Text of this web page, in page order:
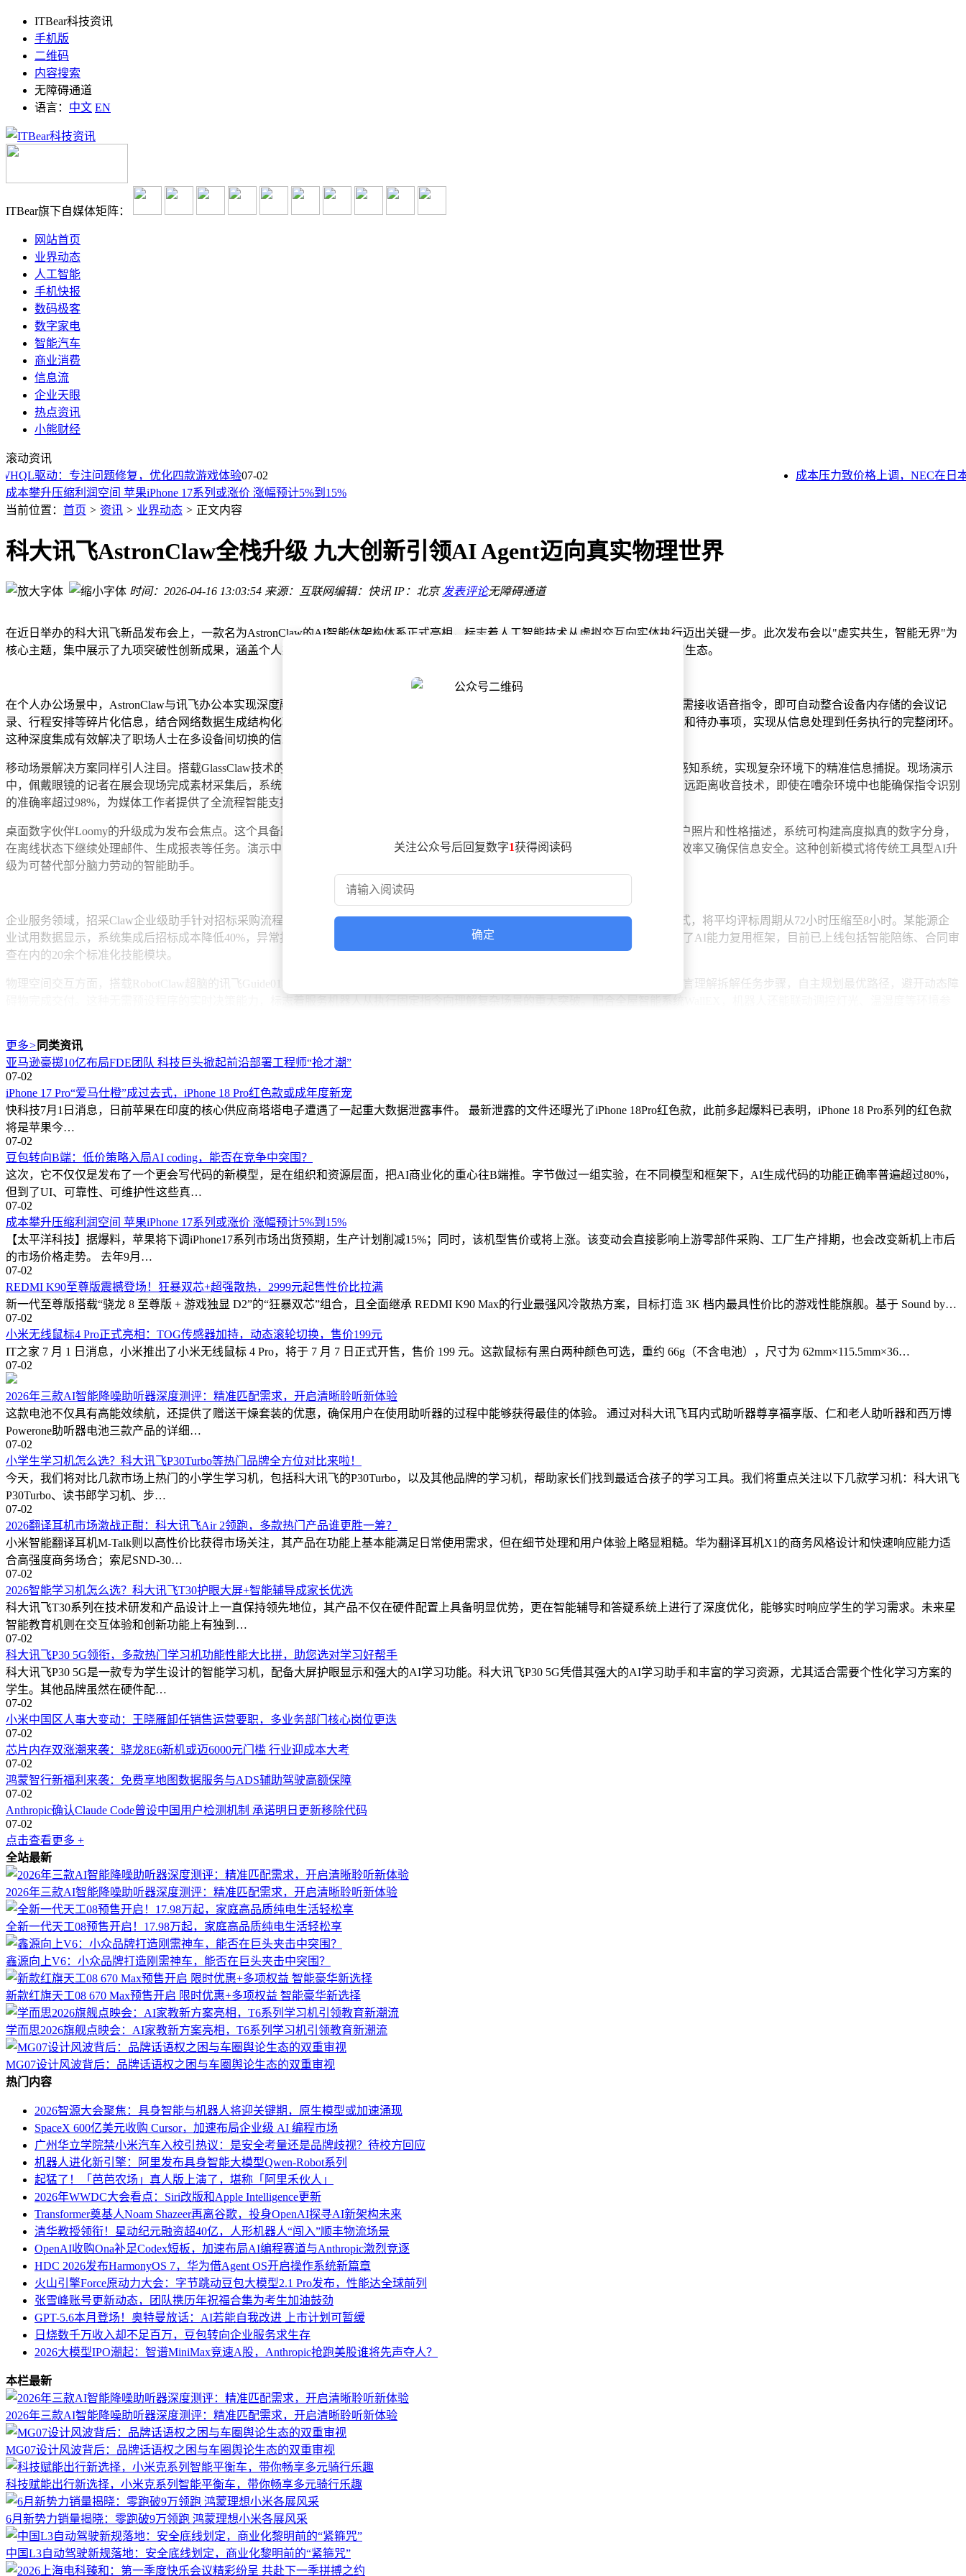
ITBear科技资讯
手机版
二维码
内容搜索
无障碍通道
语言： 中文 EN
ITBear旗下自媒体矩阵：
网站首页
业界动态
人工智能
手机快报
数码极客
数字家电
智能汽车
商业消费
信息流
企业天眼
热点资讯
小熊财经
滚动资讯
驱动：专注问题修复，优化四款游戏体验07-02 成本压力致价格上调，NEC在日本
科大讯飞P30 5G领衔，多款热门学习机功能性能大比拼，助您选对学习好帮手
豆包转向B端：低价策略入局AI coding，能否在竞争中突围？
成本攀升压缩利润空间 苹果iPhone 17系列或涨价 涨幅预计5%到15%
REDMI K90至尊版震撼登场！狂暴双芯+超强散热，2999元起售性价比拉满
小米无线鼠标4 Pro正式亮相：TOG传感器加持，动态滚轮切换，售价199元
小学生学习机怎么选？科大讯飞P30Turbo等热门品牌全方位对比来啦！
2026翻译耳机市场激战正酣：科大讯飞Air 2领跑，多款热门产品谁更胜一筹？
2026智能学习机怎么选？科大讯飞T30护眼大屏+智能辅导成家长优选
科大讯飞P30 5G领衔，多款热门学习机功能性能大比拼，助您选对学习好帮手
当前位置： 首页 > 资讯 > 业界动态 > 正文内容
科大讯飞AstronClaw全栈升级 九大创新引领AI Agent迈向真实物理世界
时间：2026-04-16 13:03:54 来源：互联网编辑：快讯 IP：北京 发表评论无障碍通道
在近日举办的科大讯飞新品发布会上，一款名为AstronClaw的AI智能体架构体系正式亮相，标志着人工智能技术从虚拟交互向实体执行迈出关键一步。此次发布会以"虚实共生，智能无界"为
核心主题，集中展示了九项突破性创新成果，涵盖个人办公、移动场景、企业服务及空间交互等多个领域，构建起覆盖全场景的AI应用生态。
在个人办公场景中，AstronClaw与讯飞办公本实现深度融合，开创了智能工作流新模式。演示环节以制定广交会参展方案为例，系统仅需接收语音指令，即可自动整合设备内存储的会议记
录、行程安排等碎片化信息，结合网络数据生成结构化攻略文档。该方案不仅支持实时编辑修改，还能将核心日程自动拆解为日历提醒和待办事项，实现从信息处理到任务执行的完整闭环。
这种深度集成有效解决了职场人士在多设备间切换的信息孤岛问题，显著提升工作效率。
移动场景解决方案同样引人注目。搭载GlassClaw技术的讯飞AI眼镜以40克超轻重量重新定义智能穿戴设备，通过语音与视觉的多模态感知系统，实现复杂环境下的精准信息捕捉。现场演示
中，佩戴眼镜的记者在展会现场完成素材采集后，系统可自动回溯视听记录，生成新闻稿并推送至指定平台。该设备采用的唇动识别与远距离收音技术，即使在嘈杂环境中也能确保指令识别
的准确率超过98%，为媒体工作者提供了全流程智能支持。
桌面数字伙伴Loomy的升级成为发布会焦点。这个具备跨平台调度能力的AI中枢，通过新增的Buddy功能实现个性化服务突破。基于用户照片和性格描述，系统可构建高度拟真的数字分身，
在离线状态下继续处理邮件、生成报表等任务。演示中，多个Buddy协同完成市场分析报告，每个分身保持独立数据空间，既保证工作效率又确保信息安全。这种创新模式将传统工具型AI升
级为可替代部分脑力劳动的智能助手。
企业服务领域，招采Claw企业级助手针对招标采购流程进行专项优化。该系统通过多Agent协同评审机制，模拟真实专家团队的工作模式，将平均评标周期从72小时压缩至8小时。某能源企
业试用数据显示，系统集成后招标成本降低40%，异常报价识别准确率提升至92%。配套发布的AstronSkillHub开源平台，则为企业提供了AI能力复用框架，目前已上线包括智能陪练、合同审
查在内的20余个标准化技能模块。
物理空间交互方面，搭载RobotClaw超脑的讯飞Guide01机器人展示了真正的自主执行能力。在"送咖啡"任务演示中，机器人通过自然语言理解拆解任务步骤，自主规划最优路径，避开动态障
碍物完成交付。这种无需预设程序的实时决策能力，标志着服务机器人从执行固定指令向理解复杂场景的重大突破。配合全屋智能系统WallEX，机器人还能联动调控灯光、温湿度等环境参
此次发布的九项创新成果，共同构建起"软硬一体"的AI应用新范式。从个人设备的智能渗透到企业系统的深度整合，从虚拟服务的数字化延伸到物理世界的自主干预，科大讯飞通过架构创新
打破了AI应用的传统边界。据悉，相关技术已与300余家生态伙伴展开合作，预计年内将覆盖超过5000万终端设备，推动人工智能向"可感知、可执行、可创造"的新阶段演进。
关注公众号后回复数字1获得阅读码
确定
更多> 同类资讯
亚马逊豪掷10亿布局FDE团队 科技巨头掀起前沿部署工程师“抢才潮”
07-02
iPhone 17 Pro“爱马仕橙”成过去式，iPhone 18 Pro红色款或成年度新宠
快科技7月1日消息，日前苹果在印度的核心供应商塔塔电子遭遇了一起重大数据泄露事件。 最新泄露的文件还曝光了iPhone 18Pro红色款，此前多起爆料已表明，iPhone 18 Pro系列的红色款
将是苹果今…
07-02
豆包转向B端：低价策略入局AI coding，能否在竞争中突围？
这次，它不仅仅是发布了一个更会写代码的新模型，是在组织和资源层面，把AI商业化的重心往B端推。字节做过一组实验，在不同模型和框架下，AI生成代码的功能正确率普遍超过80%，
但到了UI、可靠性、可维护性这些真…
07-02
成本攀升压缩利润空间 苹果iPhone 17系列或涨价 涨幅预计5%到15%
【太平洋科技】据爆料，苹果将下调iPhone17系列市场出货预期，生产计划削减15%；同时，该机型售价或将上涨。该变动会直接影响上游零部件采购、工厂生产排期，也会改变新机上市后
的市场价格走势。 去年9月…
07-02
REDMI K90至尊版震撼登场！狂暴双芯+超强散热，2999元起售性价比拉满
新一代至尊版搭载“骁龙 8 至尊版 + 游戏独显 D2”的“狂暴双芯”组合，且全面继承 REDMI K90 Max的行业最强风冷散热方案，目标打造 3K 档内最具性价比的游戏性能旗舰。基于 Sound by…
07-02
小米无线鼠标4 Pro正式亮相：TOG传感器加持，动态滚轮切换，售价199元
IT之家 7 月 1 日消息，小米推出了小米无线鼠标 4 Pro，将于 7 月 7 日正式开售，售价 199 元。这款鼠标有黑白两种颜色可选，重约 66g（不含电池），尺寸为 62mm×115.5mm×36…
07-02
2026年三款AI智能降噪助听器深度测评：精准匹配需求，开启清晰聆听新体验
这款电池不仅具有高能效续航，还提供了赠送干燥套装的优惠，确保用户在使用助听器的过程中能够获得最佳的体验。 通过对科大讯飞耳内式助听器尊享福享版、仁和老人助听器和西万博
Powerone助听器电池三款产品的详细…
07-02
小学生学习机怎么选？科大讯飞P30Turbo等热门品牌全方位对比来啦！
今天，我们将对比几款市场上热门的小学生学习机，包括科大讯飞的P30Turbo，以及其他品牌的学习机，帮助家长们找到最适合孩子的学习工具。我们将重点关注以下几款学习机：科大讯飞
P30Turbo、读书郎学习机、步…
07-02
2026翻译耳机市场激战正酣：科大讯飞Air 2领跑，多款热门产品谁更胜一筹？
小米智能翻译耳机M-Talk则以高性价比获得市场关注，其产品在功能上基本能满足日常使用需求，但在细节处理和用户体验上略显粗糙。华为翻译耳机X1的商务风格设计和快速响应能力适
合高强度商务场合；索尼SND-30…
07-02
2026智能学习机怎么选？科大讯飞T30护眼大屏+智能辅导成家长优选
科大讯飞T30系列在技术研发和产品设计上一直保持领先地位，其产品不仅在硬件配置上具备明显优势，更在智能辅导和答疑系统上进行了深度优化，能够实时响应学生的学习需求。未来星
智能教育机则在交互体验和创新功能上有独到…
07-02
科大讯飞P30 5G领衔，多款热门学习机功能性能大比拼，助您选对学习好帮手
科大讯飞P30 5G是一款专为学生设计的智能学习机，配备大屏护眼显示和强大的AI学习功能。科大讯飞P30 5G凭借其强大的AI学习助手和丰富的学习资源，尤其适合需要个性化学习方案的
学生。其他品牌虽然在硬件配…
07-02
小米中国区人事大变动：王晓雁卸任销售运营要职，多业务部门核心岗位更迭
07-02
芯片内存双涨潮来袭：骁龙8E6新机或迈6000元门槛 行业迎成本大考
07-02
鸿蒙智行新福利来袭：免费享地图数据服务与ADS辅助驾驶高额保障
07-02
Anthropic确认Claude Code曾设中国用户检测机制 承诺明日更新移除代码
07-02
点击查看更多 +
全站最新
2026年三款AI智能降噪助听器深度测评：精准匹配需求，开启清晰聆听新体验
全新一代天工08预售开启！17.98万起，家庭高品质纯电生活轻松享
鑫源向上V6：小众品牌打造刚需神车，能否在巨头夹击中突围？
新款红旗天工08 670 Max预售开启 限时优惠+多项权益 智能豪华新选择
学而思2026旗舰点映会：AI家教新方案亮相，T6系列学习机引领教育新潮流
MG07设计风波背后：品牌话语权之困与车圈舆论生态的双重审视
热门内容
2026智源大会聚焦：具身智能与机器人将迎关键期，原生模型或加速涌现
SpaceX 600亿美元收购 Cursor，加速布局企业级 AI 编程市场
广州华立学院禁小米汽车入校引热议：是安全考量还是品牌歧视？待校方回应
机器人进化新引擎：阿里发布具身智能大模型Qwen-Robot系列
起猛了！「芭芭农场」真人版上演了，堪称「阿里禾伙人」
2026年WWDC大会看点：Siri改版和Apple Intelligence更新
Transformer奠基人Noam Shazeer再离谷歌，投身OpenAI探寻AI新架构未来
清华教授领衔！星动纪元融资超40亿，人形机器人“闯入”顺丰物流场景
OpenAI收购Ona补足Codex短板，加速布局AI编程赛道与Anthropic激烈竞逐
HDC 2026发布HarmonyOS 7，华为借Agent OS开启操作系统新篇章
火山引擎Force原动力大会：字节跳动豆包大模型2.1 Pro发布，性能达全球前列
张雪峰账号更新动态，团队携历年祝福合集为考生加油鼓劲
GPT-5.6本月登场！奥特曼放话：AI若能自我改进 上市计划可暂缓
日烧数千万收入却不足百万，豆包转向企业服务求生存
2026大模型IPO潮起：智谱MiniMax竞速A股，Anthropic抢跑美股谁将先声夺人？
本栏最新
2026年三款AI智能降噪助听器深度测评：精准匹配需求，开启清晰聆听新体验
MG07设计风波背后：品牌话语权之困与车圈舆论生态的双重审视
科技赋能出行新选择，小米克系列智能平衡车，带你畅享多元骑行乐趣
6月新势力销量揭晓：零跑破9万领跑 鸿蒙理想小米各展风采
中国L3自动驾驶新规落地：安全底线划定，商业化黎明前的“紧箍咒”